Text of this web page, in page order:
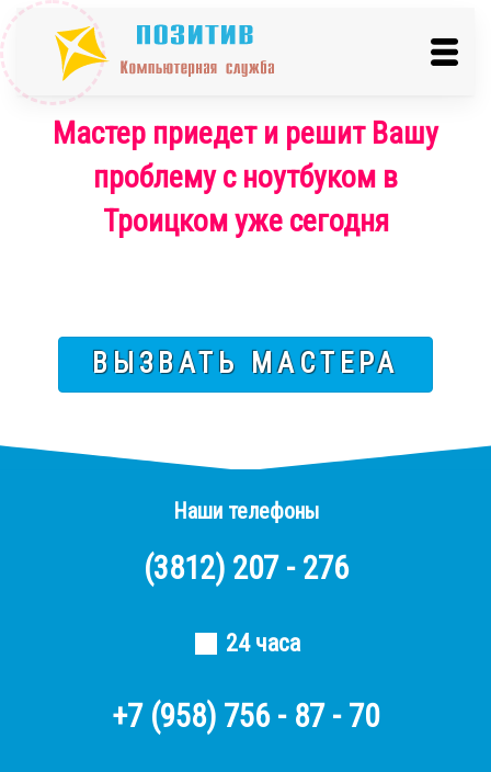
Мастер приедет и решит Вашу
проблему с ноутбуком в
Троицком уже сегодня
ВЫЗВАТЬ МАСТЕРА
Наши телефоны
(3812) 207 - 276
24 часа
+7 (958) 756 - 87 - 70